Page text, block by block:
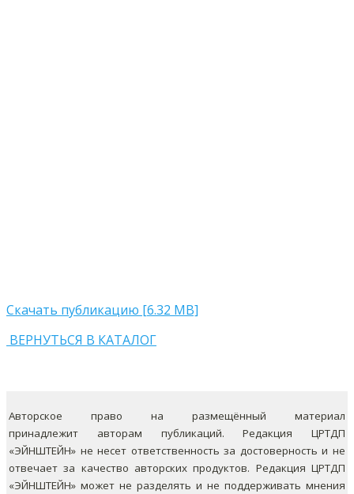
Скачать публикацию [6.32 MB]
ВЕРНУТЬСЯ В КАТАЛОГ
Авторское право на размещённый материал
принадлежит авторам публикаций. Редакция ЦРТДП
«ЭЙНШТЕЙН» не несет ответственность за достоверность и не
отвечает за качество авторских продуктов. Редакция ЦРТДП
«ЭЙНШТЕЙН» может не разделять и не поддерживать мнения